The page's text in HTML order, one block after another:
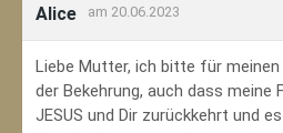
Alice am 20.06.2023
Liebe Mutter, ich bitte für meinen
der Bekehrung, auch dass meine
JESUS und Dir zurückkehrt und